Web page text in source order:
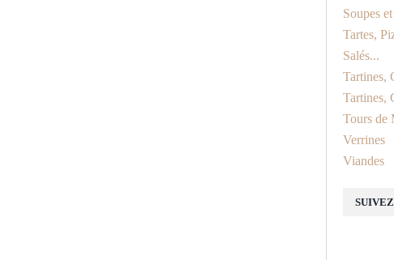
Soupes
Tartes,
Salés...
Tartines,
Tartines,
Tours de
Verrines
Viandes